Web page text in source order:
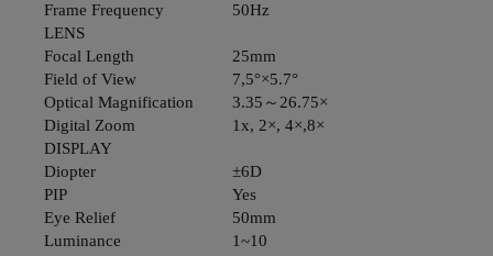
Frame Frequency
50Hz
LENS
Focal Length
25mm
Field of View
7,5°×5.7°
Optical Magnification
3.35～26.75×
Digital Zoom
1x, 2×, 4×,8×
DISPLAY
Diopter
±6D
PIP
Yes
Eye Relief
50mm
Luminance
1~10